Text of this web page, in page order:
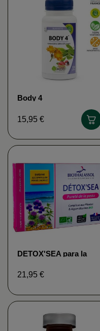
Body 4
15,95 €
DETOX'SEA para la
Laboratorios
Biothalassol
21,95 €